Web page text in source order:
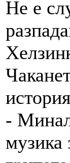
Не е
-
музика